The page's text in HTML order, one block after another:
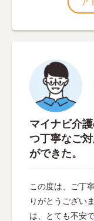
マイナビ介
つ丁寧なご
ができた。
この度は、ご丁
りがとうござい
は、とても不安